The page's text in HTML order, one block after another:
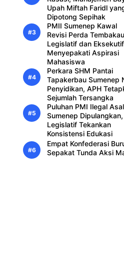
Upah Miftah Faridl
Dipotong Sepihak
PMII Sumenep Kawal
Revisi Perda
Legislatif dan Eksekutif
Menyepakati Aspirasi
Mahasiswa
Perkara SHM Pantai
Tapakerbau Sumenep
Penyidikan, APH
Sejumlah Tersangka
Puluhan PMI Ilegal Asal
Sumenep Dipulangkan,
Legislatif Tekankan
Konsistensi Edukasi
Empat Konfederasi
Sepakat Tunda Aksi